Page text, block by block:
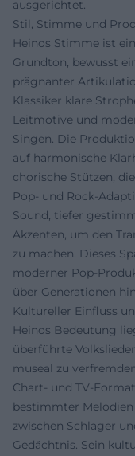
ausgerichtet.
Stil, Stimme und
Heinos Stimme ist
Grundton, bewusst
prägnanter
Klassiker klare
Leitmotive und
Singen. Die
auf harmonische
chorische Stützen,
Pop- und Rock-
Sound, tiefer
Akzenten, um den
zu machen. Dieses
moderner Pop-
über Generationen
Kultureller Einfluss
Heinos Bedeutung
überführte
museal zu
Chart- und TV-
bestimmter Melodien
zwischen Schlager
Gedächtnis. Sein